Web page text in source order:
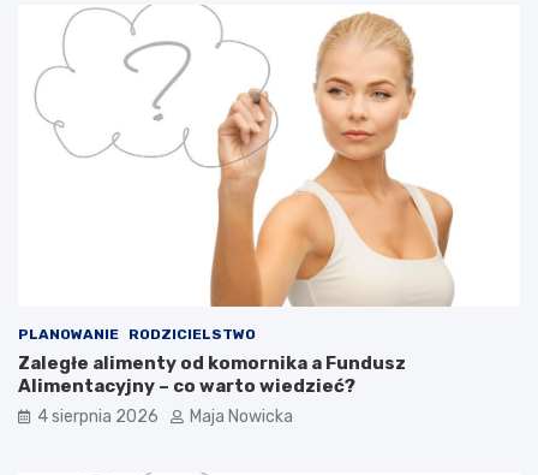
PLANOWANIE RODZICIELSTWO
Zaległe alimenty od komornika a Fundusz
Alimentacyjny – co warto wiedzieć?
4 sierpnia 2026 Maja Nowicka